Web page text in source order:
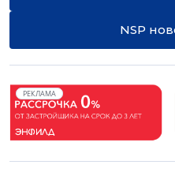
NSP
РЕКЛАМА